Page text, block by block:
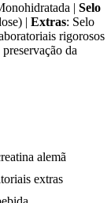
| Selo
| Extras: Selo
rigorosos
da
alemã
extras